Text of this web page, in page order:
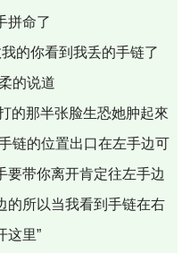
拼命了
的你看到我丢的手链了
的说道
的那半张脸生恐她肿起來
链的位置出口在左手边可
要带你离开肯定往左手边
的所以当我看到手链在右
这里”